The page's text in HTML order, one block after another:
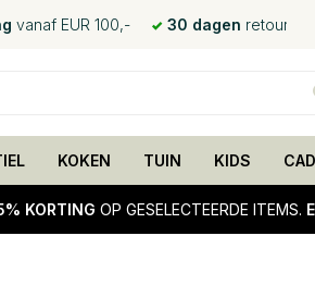
vanaf EUR 100,- 30 dagen retour
KOKEN TUIN KIDS
KORTING OP GESELECTEERDE ITEMS.